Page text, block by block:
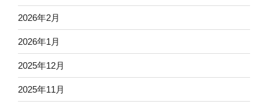
2026年2月
2026年1月
2025年12月
2025年11月